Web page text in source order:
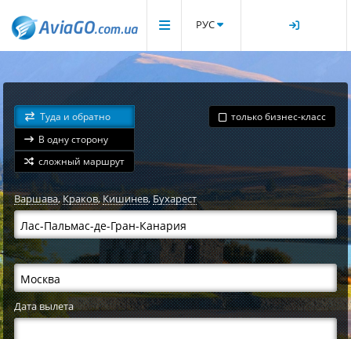
РУС
Туда и обратно
В одну сторону
сложный маршрут
только бизнес-класс
Варшава,Краков,Кишинев,Бухарест
Дата вылета